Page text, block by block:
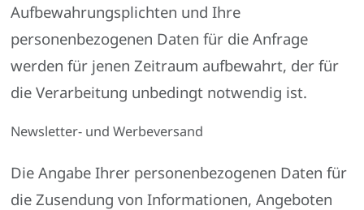
Aufbewahrungsplichten und Ihre
personenbezogenen Daten für die Anfrage
werden für jenen Zeitraum aufbewahrt, der für
die Verarbeitung unbedingt notwendig ist.
Newsletter- und Werbeversand
Die Angabe Ihrer personenbezogenen Daten für
die Zusendung von Informationen, Angeboten